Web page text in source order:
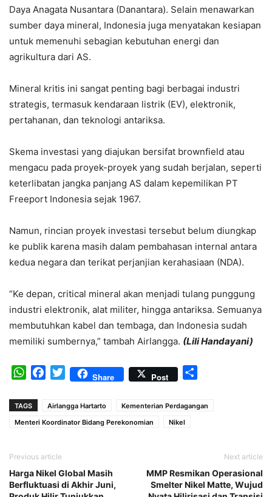
Daya Anagata Nusantara (Danantara). Selain menawarkan
sumber daya mineral, Indonesia juga menyatakan kesiapan
untuk memenuhi sebagian kebutuhan energi dan
agrikultura dari AS.
Mineral kritis ini sangat penting bagi berbagai industri
strategis, termasuk kendaraan listrik (EV), elektronik,
pertahanan, dan teknologi antariksa.
Skema investasi yang diajukan bersifat brownfield atau
mengacu pada proyek-proyek yang sudah berjalan, seperti
keterlibatan jangka panjang AS dalam kepemilikan PT
Freeport Indonesia sejak 1967.
Namun, rincian proyek investasi tersebut belum diungkap
ke publik karena masih dalam pembahasan internal antara
kedua negara dan terikat perjanjian kerahasiaan (NDA).
“Ke depan, critical mineral akan menjadi tulang punggung
industri elektronik, alat militer, hingga antariksa. Semuanya
membutuhkan kabel dan tembaga, dan Indonesia sudah
memiliki sumbernya,” tambah Airlangga. (Lili Handayani)
WhatsAppFacebook
TwitterShare Post
TAGS Airlangga Hartarto
Kementerian Perdagangan
Menteri Koordinator Bidang Perekonomian
Nikel
Previous article
Harga Nikel Global Masih
Berfluktuasi di Akhir Juni,
Next article
MMP Resmikan Operasional
Smelter Nikel Matte, Wujud